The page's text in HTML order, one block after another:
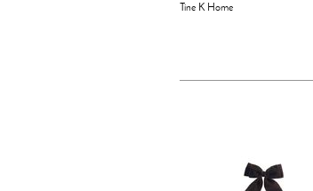
Tine K Home